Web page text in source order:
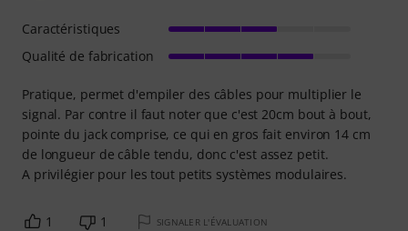
Pratique, permet d'empiler des câbles pour multiplier le
signal. Par contre il faut noter que c'est 20cm bout à bout,
pointe du jack comprise, ce qui en gros fait environ 14 cm
de longueur de câble tendu, donc c'est assez petit.
A privilégier pour les tout petits systèmes modulaires.
Caractéristiques
Qualité de fabrication
1 1 SIGNALER L'ÉVALUATION